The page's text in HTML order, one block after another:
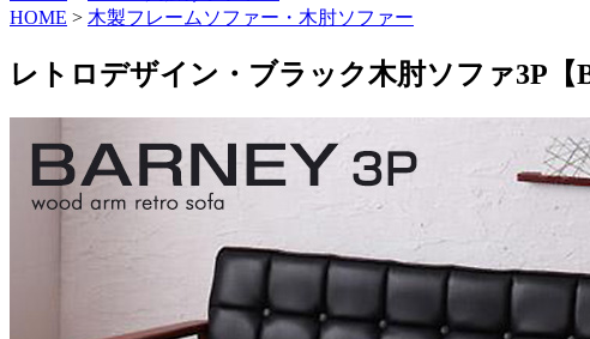
HOME > 木製フレームソファー・木肘ソファー
レトロデザイン・ブラック木肘ソファ3P【